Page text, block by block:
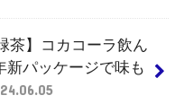
茶】コカコーラ飲ん
新パッケージで味も